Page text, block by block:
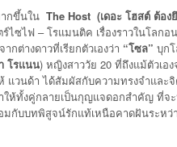
กขึ้นใน The Host (เดอะ โฮสต์ ต้อง
ไซไฟ – โรแมนติค เรื่องราวในโลกอ
กต่างดาวที่เรียกตัวเองว่า “โซล” บุก
โรแนน) หญิงสาววัย 20 ที่ถึงแม้ตัวเอ
แวนด้า ได้สัมผัสกับความทรงจำแล
ให้ทั้งคู่กลายเป็นกุญแจดอกสำคัญ ที่จ
กับบทพิสูจน์รักแท้เหนือคาดฝันระหว่